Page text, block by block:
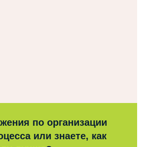
по организации
или знаете, как